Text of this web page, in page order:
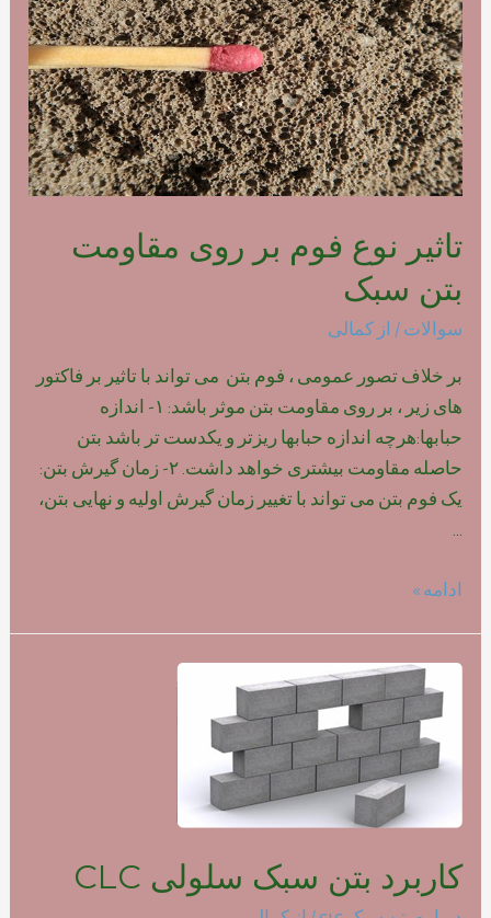
پلیمری
تاثیر نوع فوم بر روی مقاومت
بتن سبک
سوالات / از کمالی
بر خلاف تصور عمومی ، فوم بتن می تواند با تاثیر بر فاکتور
های زیر ، بر روی مقاومت بتن موثر باشد: ۱- اندازه
حبابها:هرچه اندازه حبابها ریزتر و یکدست تر باشد بتن
حاصله مقاومت بیشتری خواهد داشت. ۲- زمان گیرش بتن:
یک فوم بتن می تواند با تغییر زمان گیرش اولیه و نهایی بتن،
تاثیر
روی
مقاومت
بتن
ادامه »
کاربرد بتن سبک سلولی CLC